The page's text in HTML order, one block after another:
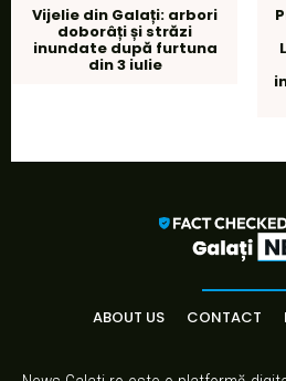
Vijelie din Galați: arbori
doborâți și străzi
inundate după furtuna
din 3 iulie
ABOUT US CONTACT